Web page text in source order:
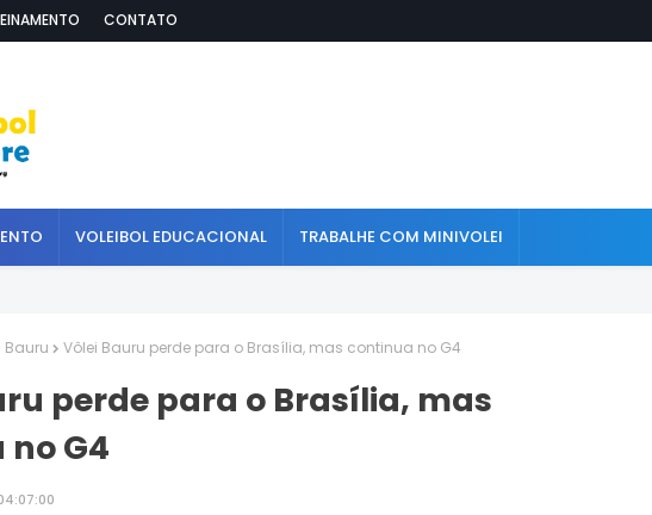
CONTATO
VOLEIBOL EDUCACIONAL TRABALHE COM MINIVOLEI
Bauru Vôlei Bauru perde para o Brasília, mas continua no G4
perde para o Brasília, mas
G4